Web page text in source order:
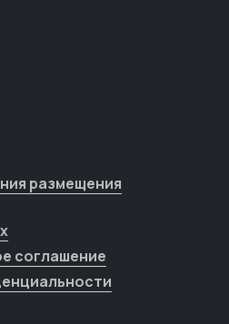
размещения
соглашение